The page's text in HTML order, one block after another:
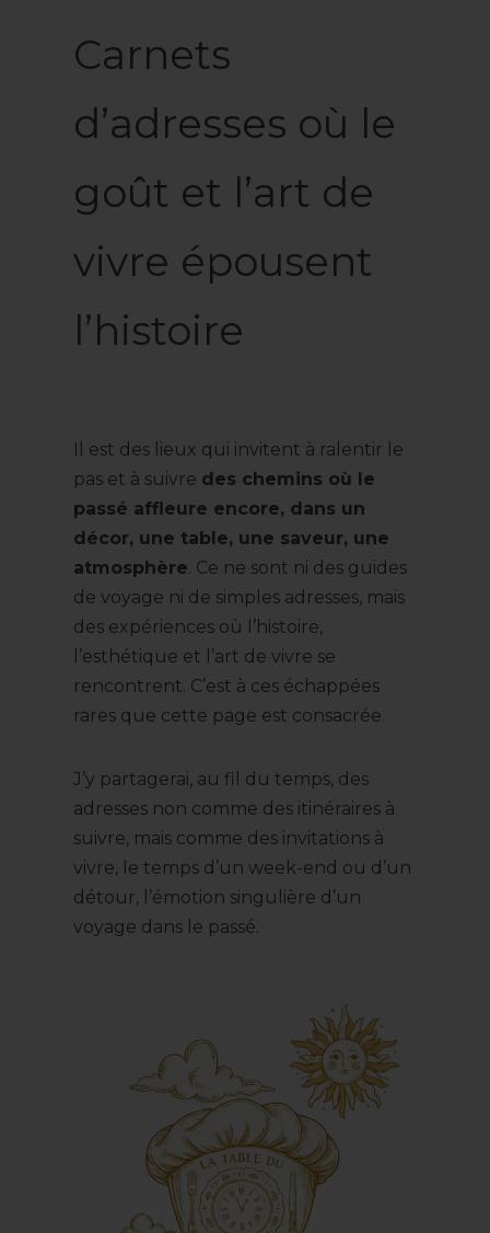
Carnets
d’adresses où le
goût et l’art de
vivre épousent
l’histoire
Il est des lieux qui invitent à ralentir le
pas et à suivre des chemins où le
passé affleure encore, dans un
décor, une table, une saveur, une
atmosphère. Ce ne sont ni des guides
de voyage ni de simples adresses, mais
des expériences où l’histoire,
l’esthétique et l’art de vivre se
rencontrent. C’est à ces échappées
rares que cette page est consacrée.
J’y partagerai, au fil du temps, des
adresses non comme des itinéraires à
suivre, mais comme des invitations à
vivre, le temps d’un week-end ou d’un
détour, l’émotion singulière d’un
voyage dans le passé.